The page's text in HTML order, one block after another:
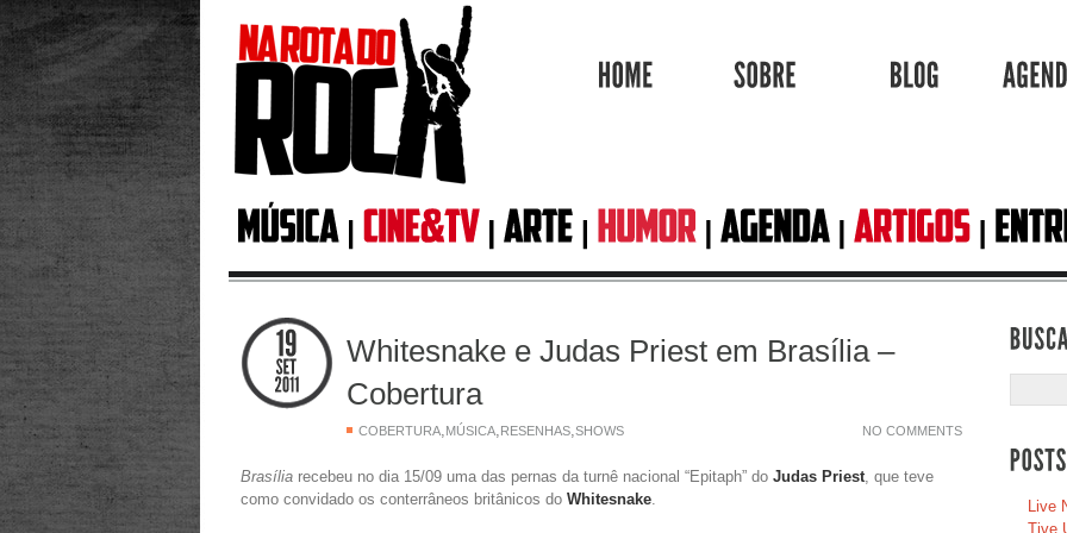
Whitesnake e Judas Priest em Brasília –
Cobertura
COBERTURA,MÚSICA,RESENHAS,SHOWS NO COMMENTS
Brasília recebeu no dia 15/09 uma das pernas da turnê nacional “Epitaph” do Judas Priest, que teve
como convidado os conterrâneos britânicos do Whitesnake.
Live
Tive